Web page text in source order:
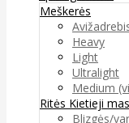
Meškerės
Heavy
Light
Ultralight
Medium
Ritės Kietieji
Blizgės/